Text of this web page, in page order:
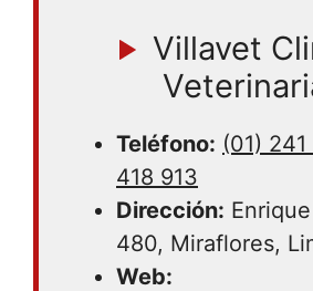
Villavet
Teléfono: (01)
418 913
Dirección:
480, Miraflores,
Web: